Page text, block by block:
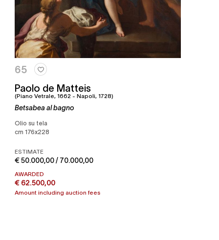
65
Paolo de Matteis
(Piano Vetrale, 1662 - Napoli, 1728)
Betsabea al bagno
olio su tela
cm 176x228
ESTIMATE
€ 50.000,00 / 70.000,00
AWARDED
€ 62.500,00
Amount including auction fees